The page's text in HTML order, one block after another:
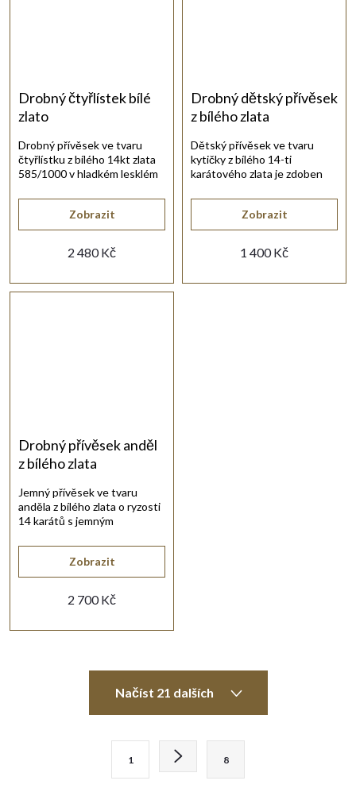
Drobný čtyřlístek bílé
zlato
2 480 Kč
Zobrazit
Drobný přívěsek ve tvaru
čtyřlístku z bílého 14kt zlata
585/1000 v hladkém lesklém
Drobný dětský přívěsek
z bílého zlata
1 400 Kč
Zobrazit
Dětský přívěsek ve tvaru
kytičky z bílého 14-ti
karátového zlata je zdoben
Drobný přívěsek anděl
z bílého zlata
2 700 Kč
Zobrazit
Jemný přívěsek ve tvaru
anděla z bílého zlata o ryzosti
14 karátů s jemným
Načíst 21 dalších
1 8